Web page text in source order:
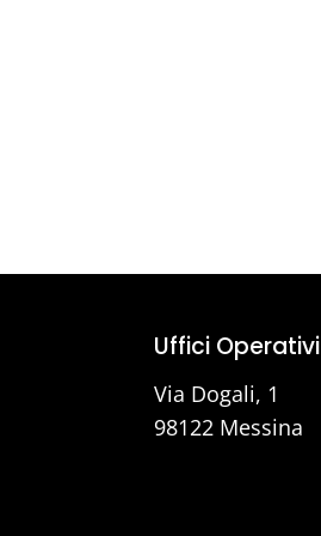
Uffici Operativi
Via Dogali, 1
98122 Messina